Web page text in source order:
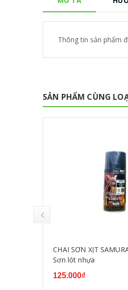
Thông tin sản phẩm
SẢN PHẨM CÙNG
CHAI SƠN XỊT
Sơn lót nhựa
125.000₫